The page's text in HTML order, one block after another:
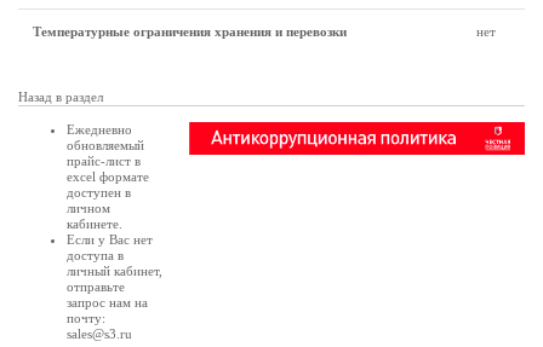
Температурные ограничения хранения и перевозки нет
Назад в раздел
Ежедневно
обновляемый
прайс-лист в
excel формате
доступен в
личном
кабинете
Если у Вас нет
доступа в
личный кабинет,
отправьте
запрос нам на
почту:
sales@s3.ru